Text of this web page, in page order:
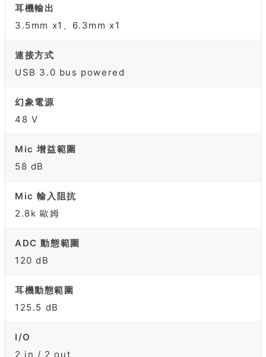
耳機輸出
3.5mm x1、6.3mm x1
連接方式
USB 3.0 bus powered
幻象電源
48 V
Mic 增益範圍
58 dB
Mic 輸入阻抗
2.8k 歐姆
ADC 動態範圍
120 dB
耳機動態範圍
125.5 dB
I/O
2 in / 2 out